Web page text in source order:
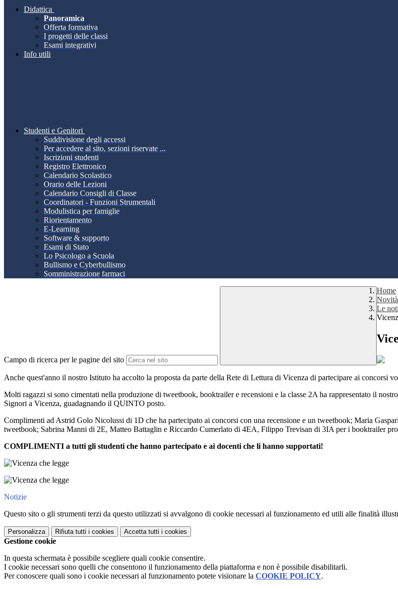
Didattica
Panoramica
Offerta formativa
I progetti delle classi
Esami integrativi
Info utili
Studenti e Genitori
Suddivisione degli accessi
Per accedere al sito, sezioni riservate ...
Iscrizioni studenti
Registro Elettronico
Calendario Scolastico
Orario delle Lezioni
Calendario Consigli di Classe
Coordinatori - Funzioni Strumentali
Modulistica per famiglie
Riorientamento
E-Learning
Software & supporto
Esami di Stato
Lo Psicologo a Scuola
Bullismo e Cyberbullismo
Somministrazione farmaci
Campo di ricerca per le pagine del sito
Home
Novità
Le
Anche quest'anno il nostro Istituto ha accolto la proposta da parte della Rete di Lettura di Vicenza di partecipare ai concorsi
Molti ragazzi si sono cimentati nella produzione di tweetbook, booktrailer e recensioni e la classe 2A ha rappresentato il
Signori a Vicenza, guadagnando il QUINTO posto.
Complimenti ad Astrid Golo Nicolussi di 1D che ha partecipato ai concorsi con una recensione e un tweetbook; Maria
tweetbook; Sabrina Manni di 2E, Matteo Battaglin e Riccardo Cumerlato di 4EA, Filippo Trevisan di 3IA per i booktrailer
COMPLIMENTI a tutti gli studenti che hanno partecipato e ai docenti che li hanno supportati!
Notizie
Questo sito o gli strumenti terzi da questo utilizzati si avvalgono di cookie necessari al funzionamento ed utili alle finalità
Personalizza Rifiuta tutti i cookies Accetta tutti i cookies
Gestione cookie
In questa schermata è possibile scegliere quali cookie consentire.
I cookie necessari sono quelli che consentono il funzionamento della piattaforma e non è possibile disabilitarli.
Per conoscere quali sono i cookie necessari al funzionamento potete visionare la COOKIE POLICY.